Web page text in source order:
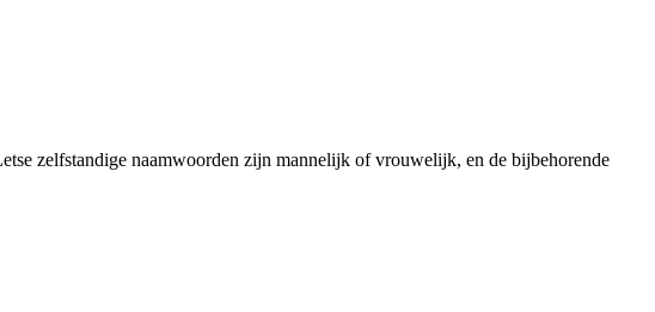
zelfstandige naamwoorden zijn mannelijk of vrouwelijk, en de bijbehorende